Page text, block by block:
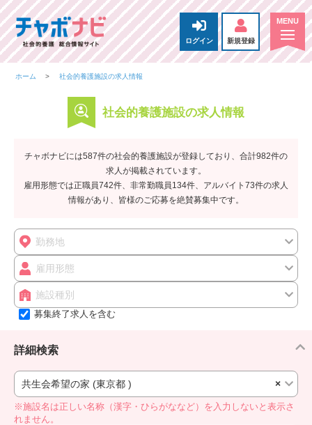
ログイン 新規登録
ホーム 社会的養護施設の求人情報
社会的養護施設の求人情報
チャボナビには587件の社会的養護施設が登録しており、合計982件の
求人が掲載されています。
雇用形態では正職員742件、非常勤職員134件、アルバイト73件の求人
情報があり、皆様のご応募を絶賛募集中です。
勤務地
雇用形態
施設種別
募集終了求人を含む
詳細検索
×
共生会希望の家 (東京都 )
※施設名は正しい名称（漢字・ひらがななど）を入力しないと表示さ
れません。